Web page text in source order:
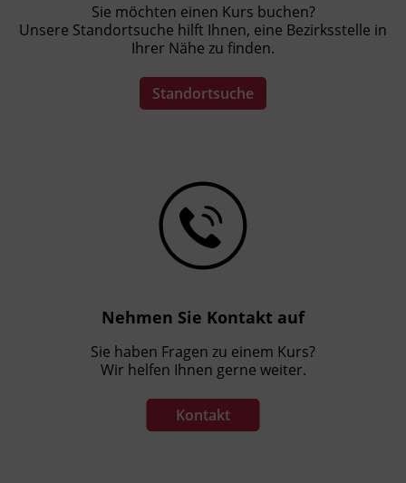
Sie möchten einen Kurs buchen?
Unsere Standortsuche hilft Ihnen, eine Bezirksstelle in
Ihrer Nähe zu finden.
Standortsuche
Nehmen Sie Kontakt auf
Sie haben Fragen zu einem Kurs?
Wir helfen Ihnen gerne weiter.
Kontakt